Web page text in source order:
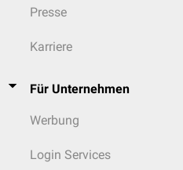
Presse
Karriere
Für Unternehmen
Werbung
Login Services